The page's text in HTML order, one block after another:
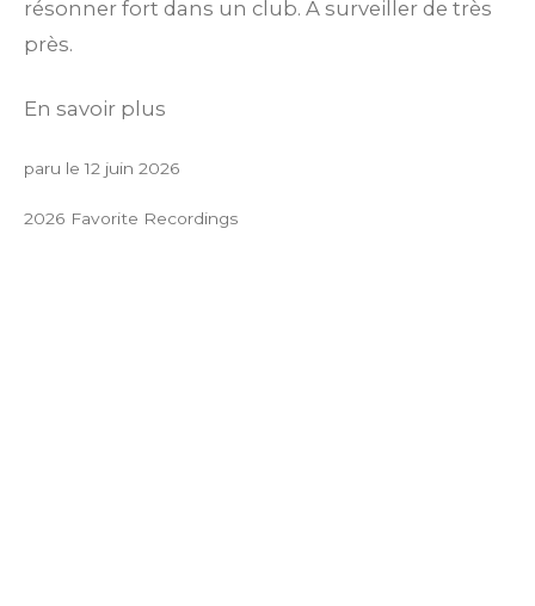
résonner fort dans un club. À surveiller de très
près.
En savoir plus
paru le 12 juin 2026
2026 Favorite Recordings